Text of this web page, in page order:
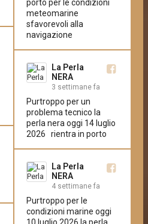
porto per le condizioni
meteomarine
sfavorevoli alla
navigazione
La Perla
NERA
3 settimane fa
Purtroppo per un
problema tecnico la
perla nera oggi 14 luglio
2026   rientra in porto
La Perla
NERA
4 settimane fa
Purtroppo per le
condizioni marine oggi